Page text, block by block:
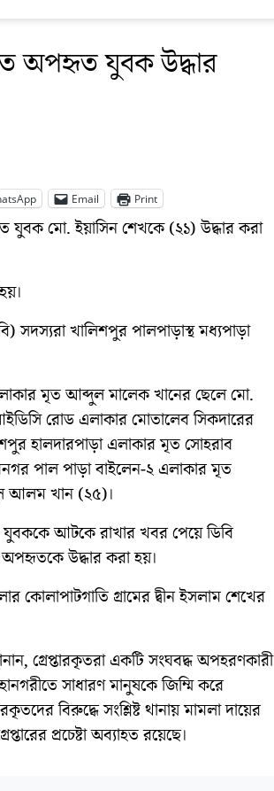
অপহৃত যুবক উদ্ধার
Email Print
মো. ইয়াসিন শেখকে (২১) উদ্ধার করা
সদস্যরা খালিশপুর পালপাড়াস্থ মধ্যপাড়া
মৃত আব্দুল মালেক খানের ছেলে মো.
রোড এলাকার মোতালেব সিকদারের
হালদারপাড়া এলাকার মৃত সোহরাব
পাল পাড়া বাইলেন-২ এলাকার মৃত
আলম খান (২৫)।
আটকে রাখার খবর পেয়ে ডিবি
উদ্ধার করা হয়।
গ্রামের দ্বীন ইসলাম শেখের
গ্রেপ্তারকৃতরা একটি সংঘবদ্ধ অপহরণকারী
সাধারণ মানুষকে জিম্মি করে
বিরুদ্ধে সংশ্লিষ্ট থানায় মামলা দায়ের
প্রচেষ্টা অব্যাহত রয়েছে।